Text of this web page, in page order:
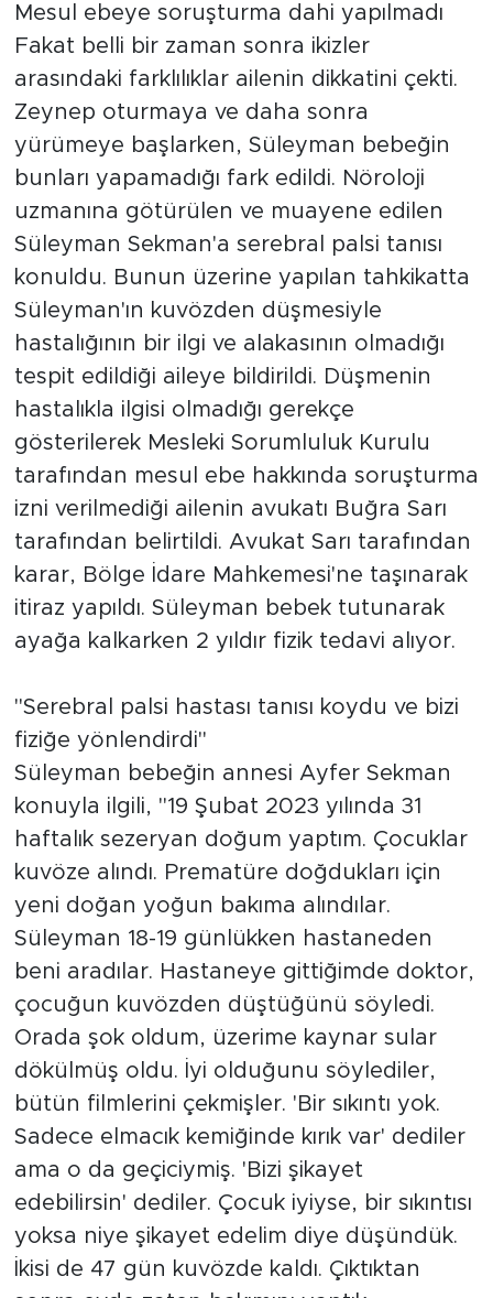
Mesul ebeye soruşturma dahi yapılmadı
Fakat belli bir zaman sonra ikizler
arasındaki farklılıklar ailenin dikkatini çekti.
Zeynep oturmaya ve daha sonra
yürümeye başlarken, Süleyman bebeğin
bunları yapamadığı fark edildi. Nöroloji
uzmanına götürülen ve muayene edilen
Süleyman Sekman'a serebral palsi tanısı
konuldu. Bunun üzerine yapılan tahkikatta
Süleyman'ın kuvözden düşmesiyle
hastalığının bir ilgi ve alakasının olmadığı
tespit edildiği aileye bildirildi. Düşmenin
hastalıkla ilgisi olmadığı gerekçe
gösterilerek Mesleki Sorumluluk Kurulu
tarafından mesul ebe hakkında soruşturma
izni verilmediği ailenin avukatı Buğra Sarı
tarafından belirtildi. Avukat Sarı tarafından
karar, Bölge İdare Mahkemesi'ne taşınarak
itiraz yapıldı. Süleyman bebek tutunarak
ayağa kalkarken 2 yıldır fizik tedavi alıyor.
"Serebral palsi hastası tanısı koydu ve bizi
fiziğe yönlendirdi"
Süleyman bebeğin annesi Ayfer Sekman
konuyla ilgili, "19 Şubat 2023 yılında 31
haftalık sezeryan doğum yaptım. Çocuklar
kuvöze alındı. Prematüre doğdukları için
yeni doğan yoğun bakıma alındılar.
Süleyman 18-19 günlükken hastaneden
beni aradılar. Hastaneye gittiğimde doktor,
çocuğun kuvözden düştüğünü söyledi.
Orada şok oldum, üzerime kaynar sular
dökülmüş oldu. İyi olduğunu söylediler,
bütün filmlerini çekmişler. 'Bir sıkıntı yok.
Sadece elmacık kemiğinde kırık var' dediler
ama o da geçiciymiş. 'Bizi şikayet
edebilirsin' dediler. Çocuk iyiyse, bir sıkıntısı
yoksa niye şikayet edelim diye düşündük.
İkisi de 47 gün kuvözde kaldı. Çıktıktan